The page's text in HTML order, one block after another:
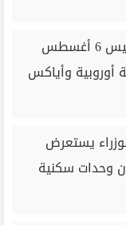
مواعيد مباريات اليوم الخميس 6 أغسطس
أوروبية وأياكس
يستعرض
وحدات سكنية